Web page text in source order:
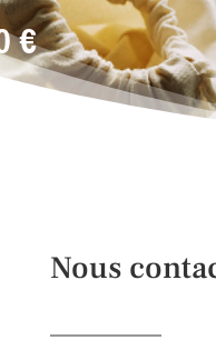
€
Nous